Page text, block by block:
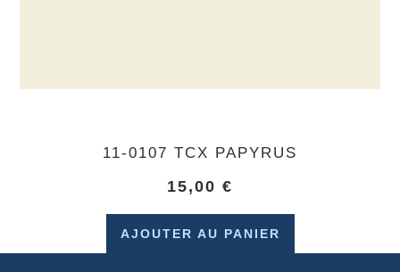
11-0107 TCX PAPYRUS
15,00 €
AJOUTER AU PANIER